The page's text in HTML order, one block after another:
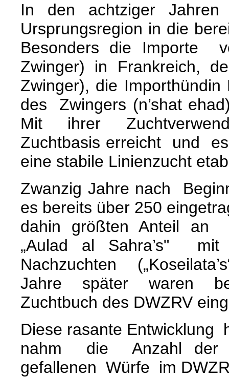
In den achtziger
Ursprungsregion in die
Besonders die Importe
Zwinger) in Frankreich,
Zwinger), die
des Zwingers (n’shat
Mit ihrer
Zuchtbasis erreicht und
eine stabile Linienzucht
Zwanzig Jahre nach
es bereits über 250
dahin größten Anteil an
„Aulad al Sahra’s"
Nachzuchten
Jahre später waren
Zuchtbuch des DWZRV
Diese rasante
nahm die Anzahl
gefallenen Würfe im